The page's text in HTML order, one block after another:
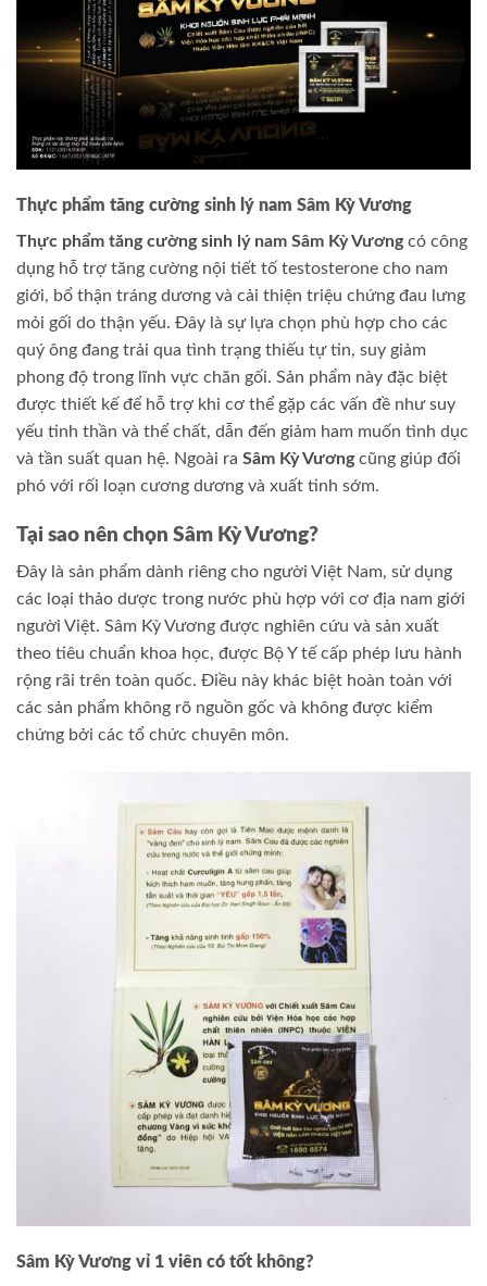
Thực phẩm tăng cường sinh lý nam Sâm Kỳ Vương
Thực phẩm tăng cường sinh lý nam Sâm Kỳ Vươngcó công
dụng hỗ trợ tăng cường nội tiết tố testosterone cho nam
giới, bổ thận tráng dương và cải thiện triệu chứng đau lưng
mỏi gối do thận yếu. Đây là sự lựa chọn phù hợp cho các
quý ông đang trải qua tình trạng thiếu tự tin, suy giảm
phong độ trong lĩnh vực chăn gối. Sản phẩm này đặc biệt
được thiết kế để hỗ trợ khi cơ thể gặp các vấn đề như suy
yếu tinh thần và thể chất, dẫn đến giảm ham muốn tình dục
và tần suất quan hệ. Ngoài ra Sâm Kỳ Vươngcũng giúp đối
phó với rối loạn cương dương và xuất tinh sớm.
Tại sao nên chọn Sâm Kỳ Vương?
Đây là sản phẩm dành riêng cho người Việt Nam, sử dụng
các loại thảo dược trong nước phù hợp với cơ địa nam giới
người Việt. Sâm Kỳ Vương được nghiên cứu và sản xuất
theo tiêu chuẩn khoa học, được Bộ Y tế cấp phép lưu hành
rộng rãi trên toàn quốc. Điều này khác biệt hoàn toàn với
các sản phẩm không rõ nguồn gốc và không được kiểm
chứng bởi các tổ chức chuyên môn.
Sâm Kỳ Vương vỉ 1 viên có tốt không?